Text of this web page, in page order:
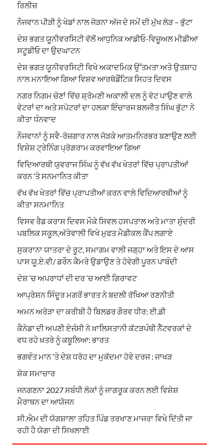
ਰਿਲੀਜ਼
ਨੌਜਵਾਨ ਪੀੜੀ ਨੂੰ ਖੇਡਾਂ ਨਾਲ ਜੋੜਨਾ ਅੱਜ ਦੇ ਸਮੇਂ ਦੀ ਮੁੱਖ ਲੋੜ – ਭੁੱਟਾ
ਦੇਸ਼ ਭਗਤ ਯੂਨੀਵਰਸਿਟੀ ਵੱਲੋਂ ਆਧੁਨਿਕ ਆਡੀਓ-ਵਿਜ਼ੂਅਲ ਮੀਡੀਆ
ਸਟੂਡੀਓ ਦਾ ਉਦਘਾਟਨ
ਦੇਸ਼ ਭਗਤ ਯੂਨੀਵਰਸਿਟੀ ਵਿਖੇ ਅਕਾਦਮਿਕ ਉੱਤਮਤਾ ਅਤੇ ਉਤਸ਼ਾਹ
ਨਾਲ ਮਨਾਇਆ ਗਿਆ ਵਿਸ਼ਵ ਆਰਥੋਡੌਂਟਿਕ ਸਿਹਤ ਦਿਵਸ
ਨਗਰ ਨਿਗਮ ਚੋਣਾਂ ਵਿੱਚ ਸ਼੍ਰੋਮਣੀ ਅਕਾਲੀ ਦਲ ਨੂੰ ਵੋਟ ਪਾਉਣ ਵਾਲੇ
ਵੋਟਰਾਂ ਦਾ ਅਤੇ ਸਪੋਟਰਾਂ ਦਾ ਹਲਕਾ ਇੰਚਾਰਜ ਬਲਜੀਤ ਸਿੰਘ ਭੁੱਟਾ ਨੇ
ਕੀਤਾ ਧੰਨਵਾਦ
ਨੌਜਵਾਨਾਂ ਨੂੰ ਸਵੈ-ਰੋਜ਼ਗਾਰ ਨਾਲ ਜੋੜਕੇ ਆਤਮਨਿਰਭਰ ਬਣਾਉਣ ਲਈ
ਵਿਸ਼ੇਸ਼ ਟ੍ਰੇਨਿੰਗ ਪ੍ਰੋਗਰਾਮ ਕਰਵਾਇਆ ਗਿਆ
ਵਿਦਿਆਰਥੀ ਯੁਵਰਾਜ ਸਿੰਘ ਨੂੰ ਵੱਖ ਵੱਖ ਖੇਤਰਾਂ ਵਿੱਚ ਪ੍ਰਾਪਤੀਆਂ
ਕਰਨ ‘ਤੇ ਸਨਮਾਨਿਤ ਕੀਤਾ
ਵੱਖ ਵੱਖ ਖੇਤਰਾਂ ਵਿੱਚ ਪ੍ਰਾਪਤੀਆਂ ਕਰਨ ਵਾਲੇ ਵਿਦਿਆਰਥੀਆਂ ਨੂੰ
ਕੀਤਾ ਸਨਮਾਨਿਤ
ਵਿਸਵ ਰੈਡ ਕਰਾਸ ਦਿਵਸ ਮੌਕੇ ਸਿਵਲ ਹਸਪਤਾਲ ਅਤੇ ਮਾਤਾ ਸੁੰਦਰੀ
ਪਬਲਿਕ ਸਕੂਲ,ਅੱਤੇਵਾਲੀ ਵਿਖੇ ਮੁਫਤ ਮੈਡੀਕਲ ਕੈਂਪ ਲਗਾਏ
ਸੁਕਰਾਨਾ ਯਾਤਰਾ ਦੇ ਰੂਟ, ਸਮਾਗਮ ਵਾਲੀ ਜਗ੍ਹਾ ਅਤੇ ਇਸ ਦੇ ਆਸ
ਪਾਸ ਯੂ.ਏ.ਵੀ/ ਡਰੌਨ ਕੈਮਰੇ ਉਡਾਉਣ ਤੇ ਹੋਵੇਗੀ ਪੂਰਨ ਪਾਬੰਦੀ
ਦੇਸ਼ ‘ਚ ਅਪਰਾਧਾਂ ਦੀ ਦਰ ‘ਚ ਆਈ ਗਿਰਾਵਟ
ਆਪ੍ਰੇਸ਼ਨ ਸਿੰਦੂਰ ਮਗਰੋਂ ਭਾਰਤ ਨੇ ਬਦਲੀ ਰੱਖਿਆ ਰਣਨੀਤੀ
ਅਮਨ ਅਰੋੜਾ ਦਾ ਕਰੀਬੀ ਹੈ ਬਿਲਡਰ ਗੌਰਵ ਧੀਰ: ਈ.ਡੀ
ਕੈਨੇਡਾ ਦੀ ਅਪਣੀ ਏਜੰਸੀ ਨੇ ਖ਼ਾਲਿਸਤਾਨੀ ਕੱਟੜਪੰਥੀ ਨੈੱਟਵਰਕਾਂ ਦੇ
ਵਧ ਰਹੇ ਖ਼ਤਰੇ ਨੂੰ ਕਬੂਲਿਆ: ਭਾਰਤ
ਭਗਵੰਤ ਮਾਨ ‘ਤੇ ਦੇਸ਼ ਧਰੋਹ ਦਾ ਮੁਕੱਦਮਾ ਹੋਵੇ ਦਰਜ : ਜਾਖੜ
ਸ਼ੋਕ ਸਮਾਚਾਰ
ਜਨਗਣਨਾ 2027 ਸਬੰਧੀ ਲੋਕਾਂ ਨੂੰ ਜਾਗਰੂਕ ਕਰਨ ਲਈ ਵਿਸ਼ੇਸ਼
ਮੈਰਾਥਨ ਦਾ ਆਯੋਜਨ
ਸੀ.ਐਮ ਦੀ ਯੋਗਸ਼ਾਲਾ ਤਹਿਤ ਪਿੰਡ ਤਰਖਾਣ ਮਾਜਰਾ ਵਿਖੇ ਦਿੱਤੀ ਜਾ
ਰਹੀ ਹੈ ਯੋਗਾ ਦੀ ਸਿਖਲਾਈ